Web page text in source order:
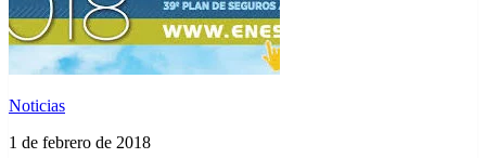
Noticias
1 de febrero de 2018